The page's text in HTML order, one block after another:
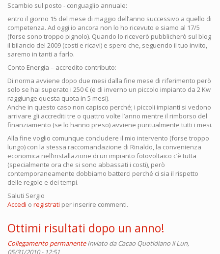
Scambio sul posto - conguaglio annuale:
entro il giorno 15 del mese di maggio dell’anno successivo a quello di
competenza. Ad oggi io ancora non lo ho ricevuto e siamo al 17/5
(forse sono troppo pignolo). Quando lo riceverò pubblicherò sul blog
il bilancio del 2009 (costi e ricavi) e spero che, seguendo il tuo invito,
saremo in tanti a farlo.
Conto Energia – accredito contributo:
Di norma avviene dopo due mesi dalla fine mese di riferimento però
solo se hai superato i 250 € (e di inverno un piccolo impianto da 2 Kw
raggiunge questa quota in 5 mesi).
Anche in questo caso non capisco perché; i piccoli impianti si vedono
arrivare gli accrediti tre o quattro volte l’anno mentre il rimborso del
finanziamento (se lo hanno preso) avviene puntualmente tutti i mesi.
Alla fine voglio comunque concludere il mio intervento (forse troppo
lungo) con la stessa raccomandazione di Rinaldo, la convenienza
economica nell’installazione di un impianto fotovoltaico c’è tutta
(specialmente ora che si sono abbassati i costi), però
contemporaneamente dobbiamo batterci perché ci sia il rispetto
delle regole e dei tempi.
Saluti Sergio
Accedi o registrati per inserire commenti.
Ottimi risultati dopo un anno!
Collegamento permanente Inviato daCacao Quotidiano il Lun,
05/31/2010 - 12:51